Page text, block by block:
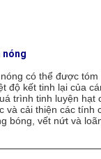
nóng
có thể được
kết tinh lại của
trình tinh luyện
cải thiện các
bóng, vết nứt và